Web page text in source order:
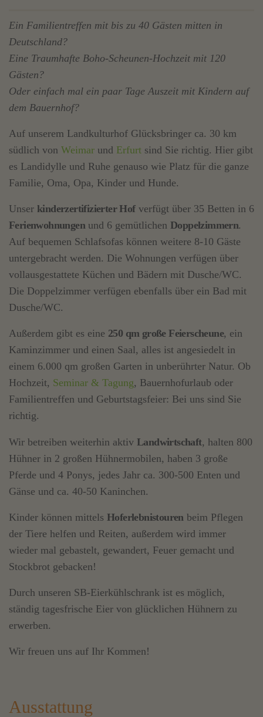
Ein Familientreffen mit bis zu 40 Gästen mitten in
Deutschland?
Eine Traumhafte Boho-Scheunen-Hochzeit mit 120
Gästen?
Oder einfach mal ein paar Tage Auszeit mit Kindern auf
dem Bauernhof?
Auf unserem Landkulturhof Glücksbringer ca. 30 km
südlich von Weimar und Erfurt sind Sie richtig. Hier gibt
es Landidylle und Ruhe genauso wie Platz für die ganze
Familie, Oma, Opa, Kinder und Hunde.
Unser kinderzertifizierter Hofverfügt über 35 Betten in 6
Ferienwohnungenund 6 gemütlichen Doppelzimmern.
Auf bequemen Schlafsofas können weitere 8-10 Gäste
untergebracht werden. Die Wohnungen verfügen über
vollausgestattete Küchen und Bädern mit Dusche/WC.
Die Doppelzimmer verfügen ebenfalls über ein Bad mit
Dusche/WC.
Außerdem gibt es eine 250 qm große Feierscheune, ein
Kaminzimmer und einen Saal, alles ist angesiedelt in
einem 6.000 qm großen Garten in unberührter Natur. Ob
Hochzeit, Seminar & Tagung, Bauernhofurlaub oder
Familientreffen und Geburtstagsfeier: Bei uns sind Sie
richtig.
Wir betreiben weiterhin aktiv Landwirtschaft, halten 800
Hühner in 2 großen Hühnermobilen, haben 3 große
Pferde und 4 Ponys, jedes Jahr ca. 300-500 Enten und
Gänse und ca. 40-50 Kaninchen.
Kinder können mittels Hoferlebnistouren beim Pflegen
der Tiere helfen und Reiten, außerdem wird immer
wieder mal gebastelt, gewandert, Feuer gemacht und
Stockbrot gebacken!
Durch unseren SB-Eierkühlschrank ist es möglich,
ständig tagesfrische Eier von glücklichen Hühnern zu
erwerben.
Wir freuen uns auf Ihr Kommen!
Ausstattung